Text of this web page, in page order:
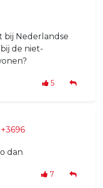
bij Nederlandse
de niet-
5
+3696
dan
7